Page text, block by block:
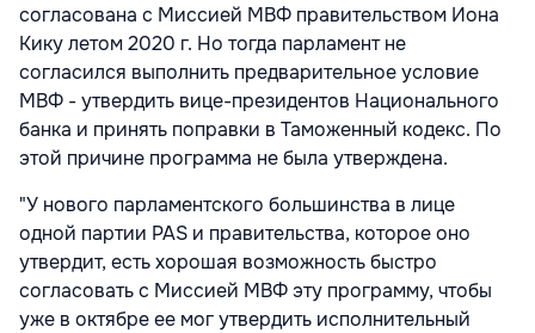
согласована с Миссией МВФ правительством Иона
Кику летом 2020 г. Но тогда парламент не
согласился выполнить предварительное условие
МВФ - утвердить вице-президентов Национального
банка и принять поправки в Таможенный кодекс. По
этой причине программа не была утверждена.
"У нового парламентского большинства в лице
одной партии PAS и правительства, которое оно
утвердит, есть хорошая возможность быстро
согласовать с Миссией МВФ эту программу, чтобы
уже в октябре ее мог утвердить исполнительный